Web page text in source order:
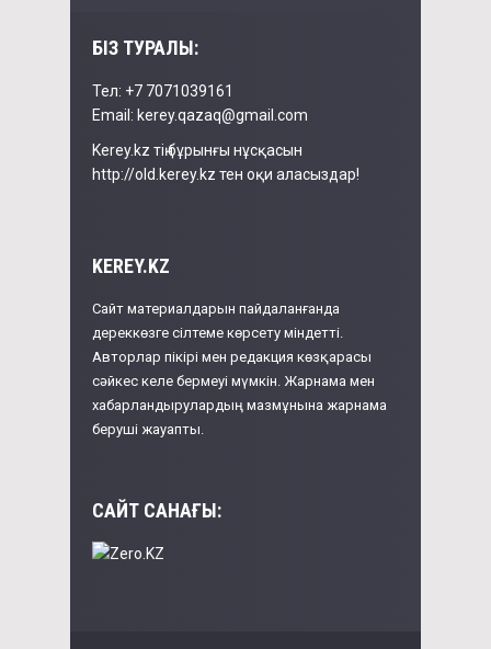
БІЗ ТУРАЛЫ:
Тел: +7 7071039161
Email: kerey.qazaq@gmail.com
Kerey.kz тің бұрынғы нұсқасын
http://old.kerey.kz тен оқи аласыздар!
KEREY.KZ
Сайт материалдарын пайдаланғанда
дереккөзге сілтеме көрсету міндетті.
Авторлар пікірі мен редакция көзқарасы
сәйкес келе бермеуі мүмкін. Жарнама мен
хабарландырулардың мазмұнына жарнама
беруші жауапты.
САЙТ САНАҒЫ: